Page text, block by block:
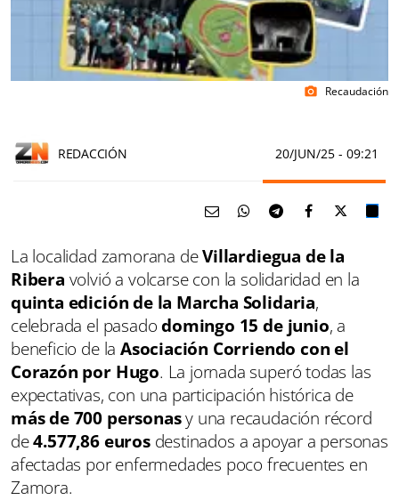
photo_camera Recaudación
REDACCIÓN 20/JUN/25 - 09:21
La localidad zamorana deVillardiegua de la
Ribera volvió a volcarse con la solidaridad en la
quinta edición de la Marcha Solidaria,
celebrada el pasadodomingo 15 de junio, a
beneficio de la Asociación Corriendo con el
Corazón por Hugo. La jornada superó todas las
expectativas, con una participación histórica de
más de 700 personasy una recaudación récord
de4.577,86 eurosdestinados a apoyar a personas
afectadas por enfermedades poco frecuentes en
Zamora.